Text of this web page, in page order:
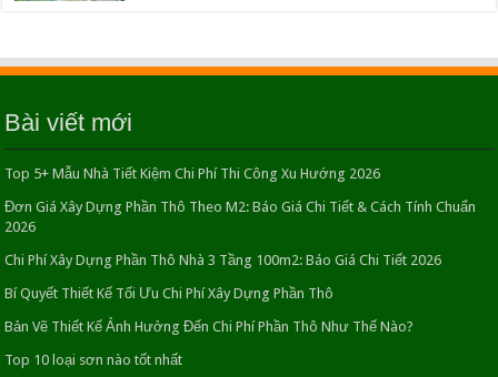
DỊCH VỤ SỬA CHỮA NHÀ TRỌN GÓI HỒ CHÍ
Trang trí cho phòng ngủ khi mùa hè nóng bức
26/04/2016
lý tưởng
11/05/2016
Bài viết mới
Top 5+ Mẫu Nhà Tiết Kiệm Chi Phí Thi Công Xu Hướng 2026
Đơn Giá Xây Dựng Phần Thô Theo M2: Báo Giá Chi Tiết & Cách Tính Chuẩn
2026
Chi Phí Xây Dựng Phần Thô Nhà 3 Tầng 100m2: Báo Giá Chi Tiết 2026
Bí Quyết Thiết Kế Tối Ưu Chi Phí Xây Dựng Phần Thô
Bản Vẽ Thiết Kế Ảnh Hưởng Đến Chi Phí Phần Thô Như Thế Nào?
Top 10 loại sơn nào tốt nhất